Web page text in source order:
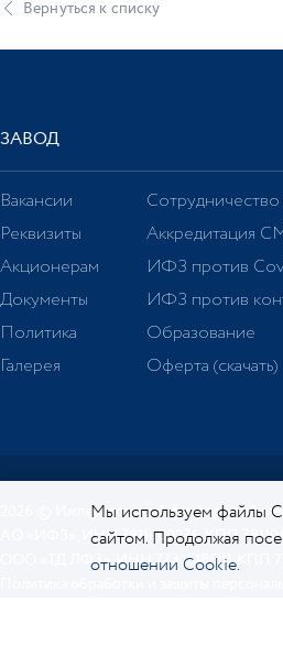
Вернуться к списку
ЗАВОД
Вакансии
Реквизиты
Акционерам
Документы
Политика
Галерея
Сотрудничество
Аккредитация
ИФЗ против
ИФЗ против
Образование
Оферта (скачать)
2026 © Императорский фарфоровый
АО «ИФЗ», ИНН 7811000276, КПП
ООО «ТД ЛФЗ», ИНН 7730518581, КПП
Мы используем файлы
сайтом. Продолжая
отношении Cookie.